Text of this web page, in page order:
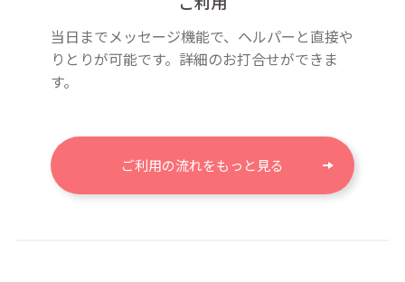
当日までメッセージ機能で、ヘルパーと直接や
りとりが可能です。詳細のお打合せができま
す。
ご利用の流れをもっと見る